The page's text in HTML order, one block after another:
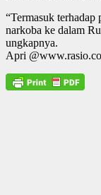
“Termasuk terhadap
narkoba ke dalam
ungkapnya.
Apri